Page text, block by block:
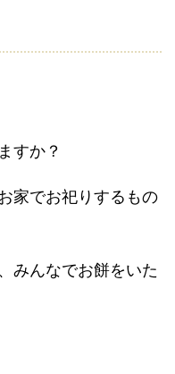
すか？
家でお祀りするもの
みんなでお餅をいた